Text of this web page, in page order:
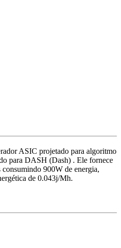
ASIC projetado para algoritmo
para DASH (Dash) . Ele fornece
consumindo 900W de energia,
de 0.043j/Mh.